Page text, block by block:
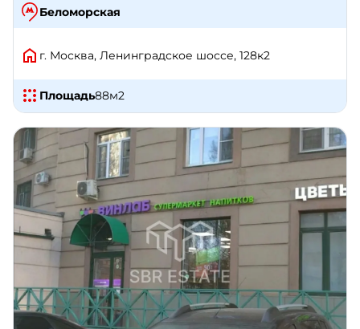
Беломорская
г. Москва, Ленинградское шоссе, 128к2
Площадь88м2